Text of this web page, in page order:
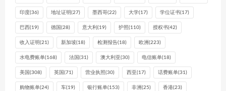
印度(36) 地址证明 (27) 墨西哥(22) 大学(17) 学位证书(17)
巴西(19) 德国 (28) 意大利 (19) 护照(110) 授权书(42)
收入证明 (21) 新加坡(18) 检测报告(18) 欧洲 (223)
水电费账单(168) 法国 (31) 澳大利亚(30) 电信账单(18)
美国 (308) 英国 (71) 营业执照(30) 西亚(17) 话费账单(31)
购物账单(24) 车(19) 银行账单(153) 非洲 (25) 香港(23)